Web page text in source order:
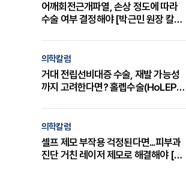
어깨회전근개파열, 손상 정도에 따라
수술 여부 결정해야 [박근민 원장 칼
의학칼럼
거대 전립선비대증 수술, 재발 가능성
까지 고려한다면? 홀렙수술(HoLEP)
의학칼럼
셀프 제모 부작용 걱정된다면...피부과
진단 거친 레이저 제모로 해결해야 [변